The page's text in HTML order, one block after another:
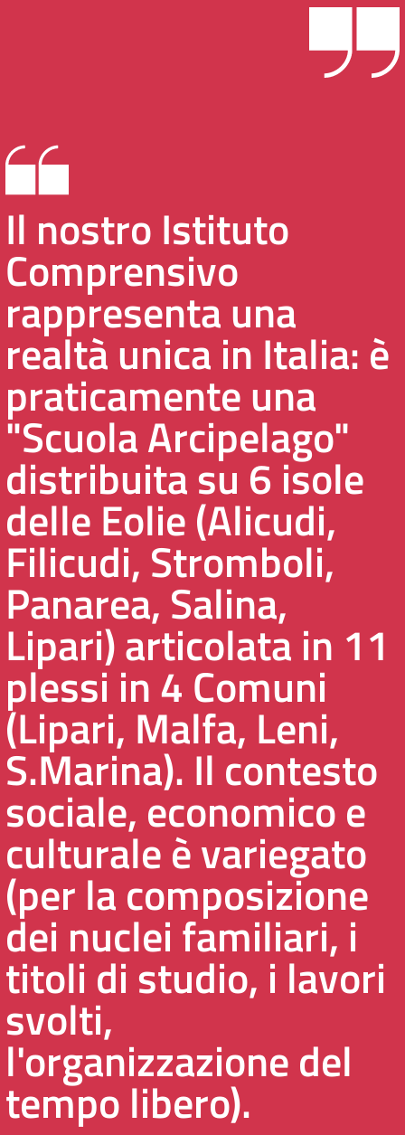
Il nostro Istituto
Comprensivo
rappresenta una
realtà unica in Italia: è
praticamente una
"Scuola Arcipelago"
distribuita su 6 isole
delle Eolie (Alicudi,
Filicudi, Stromboli,
Panarea, Salina,
Lipari) articolata in 11
plessi in 4 Comuni
(Lipari, Malfa, Leni,
S.Marina). Il contesto
sociale, economico e
culturale è variegato
(per la composizione
dei nuclei familiari, i
titoli di studio, i lavori
svolti,
l'organizzazione del
tempo libero).